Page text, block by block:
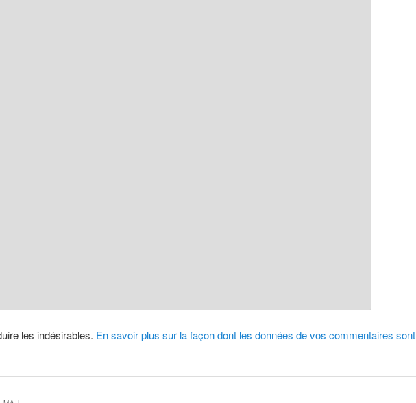
les indésirables. En savoir plus sur la façon dont les données de vos commentaires sont